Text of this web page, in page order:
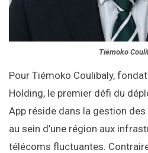
Tiémoko
Pour Tiémoko Coulibaly,
Holding, le premier défi du
App réside dans la gestion
au sein d’une région aux
télécoms fluctuantes.